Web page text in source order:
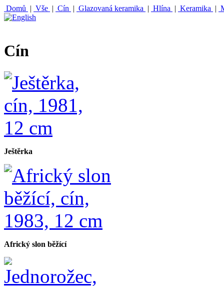
Domů | Vše | Cín | Glazovaná keramika | Hlína | Keramika |
Cín
Ještěrka
Africký slon běžící